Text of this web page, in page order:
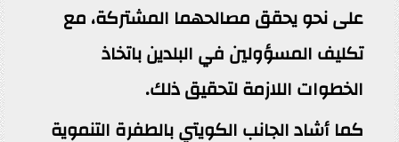
على نحو يحقق مصالحهما المشتركة، مع
تكليف المسؤولين في البلدين باتخاذ
الخطوات اللازمة لتحقيق ذلك.
كما أشاد الجانب الكويتي بالطفرة التنموية